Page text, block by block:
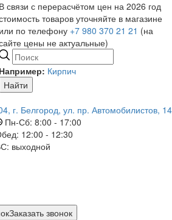
г. Белгород, ул. пр. Автомобилистов, 14
Пн-Сб: 8:00 - 17:00
12:00 - 12:30
выходной
В связи с перерасчётом цен на 2026 год
товаров уточняйте в магазине
или по телефону +7 980 370 21 21 (на
цены не актуальные)
Например: Кирпич
Найти
Заказать звонок